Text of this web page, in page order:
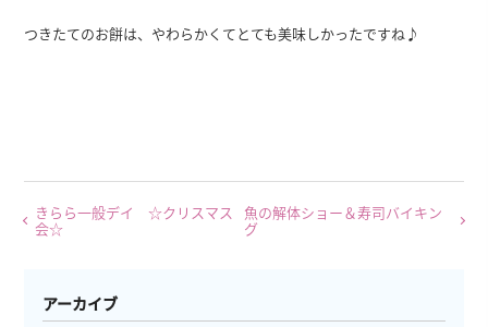
つきたてのお餅は、やわらかくてとても美味しかったですね♪
きらら一般デイ ☆クリスマス
会☆
魚の解体ショー＆寿司バイキン
グ
アーカイブ